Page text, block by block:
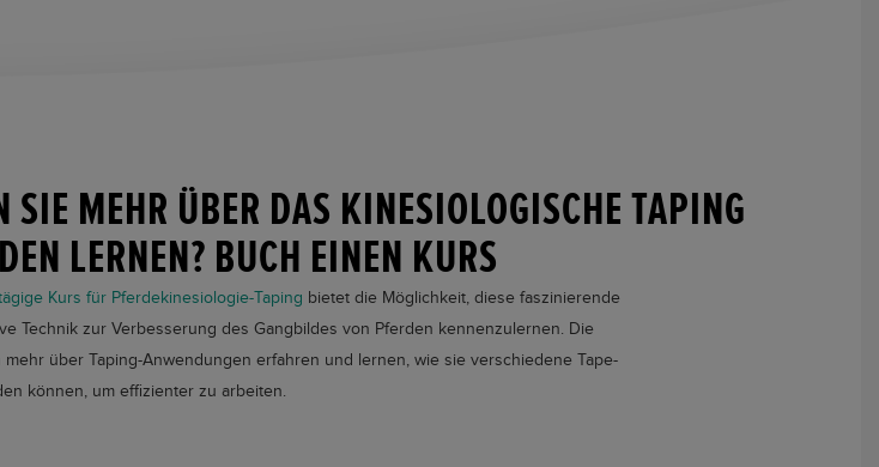
SIE MEHR ÜBER DAS KINESIOLOGISCHE TAPING
LERNEN? BUCH EINEN KURS
Kurs für Pferdekinesiologie-Taping bietet die Möglichkeit, diese faszinierende
Technik zur Verbesserung des Gangbildes von Pferden kennenzulernen. Die
mehr über Taping-Anwendungen erfahren und lernen, wie sie verschiedene Tape-
können, um effizienter zu arbeiten.